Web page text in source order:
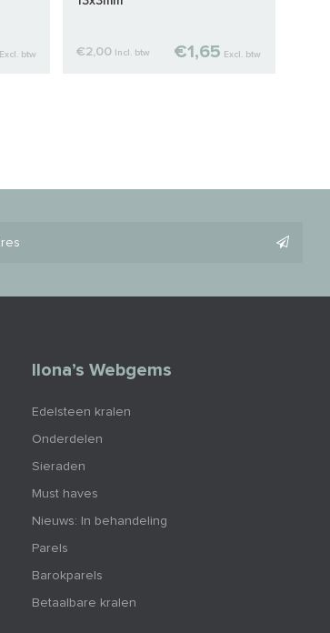
Excl. btw €2,00 Incl. btw €1,65 Excl. btw
Ilona’s Webgems
Edelsteen kralen
Onderdelen
Sieraden
Must haves
Nieuws: In behandeling
Parels
Barokparels
Betaalbare kralen